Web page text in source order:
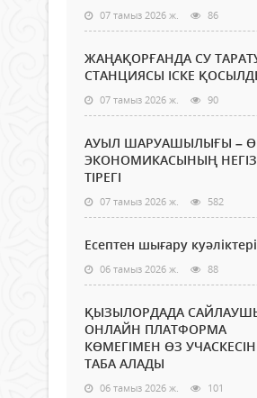
07 тамыз 2026 ж. 86
ЖАҢАҚОРҒАНДА СУ
СТАНЦИЯСЫ ІСКЕ
07 тамыз 2026 ж. 90
АУЫЛ ШАРУАШЫЛЫҒЫ –
ЭКОНОМИКАСЫНЫҢ
ТІРЕГІ
07 тамыз 2026 ж. 582
Есептен шығару куәліктері
06 тамыз 2026 ж. 88
ҚЫЗЫЛОРДАДА
ОНЛАЙН ПЛАТФОРМА
КӨМЕГІМЕН ӨЗ
ТАБА АЛАДЫ
06 тамыз 2026 ж. 101